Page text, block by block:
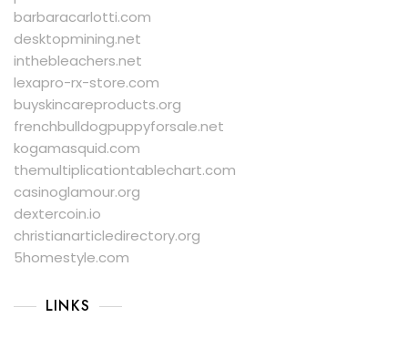
barbaracarlotti.com
desktopmining.net
inthebleachers.net
lexapro-rx-store.com
buyskincareproducts.org
frenchbulldogpuppyforsale.net
kogamasquid.com
themultiplicationtablechart.com
casinoglamour.org
dextercoin.io
christianarticledirectory.org
5homestyle.com
LINKS